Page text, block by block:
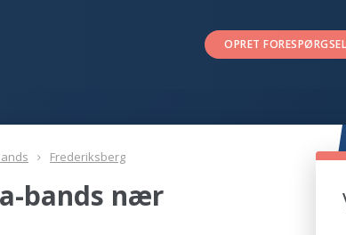
OPRET FORESPØRGSEL
Frederiksberg
bands nær